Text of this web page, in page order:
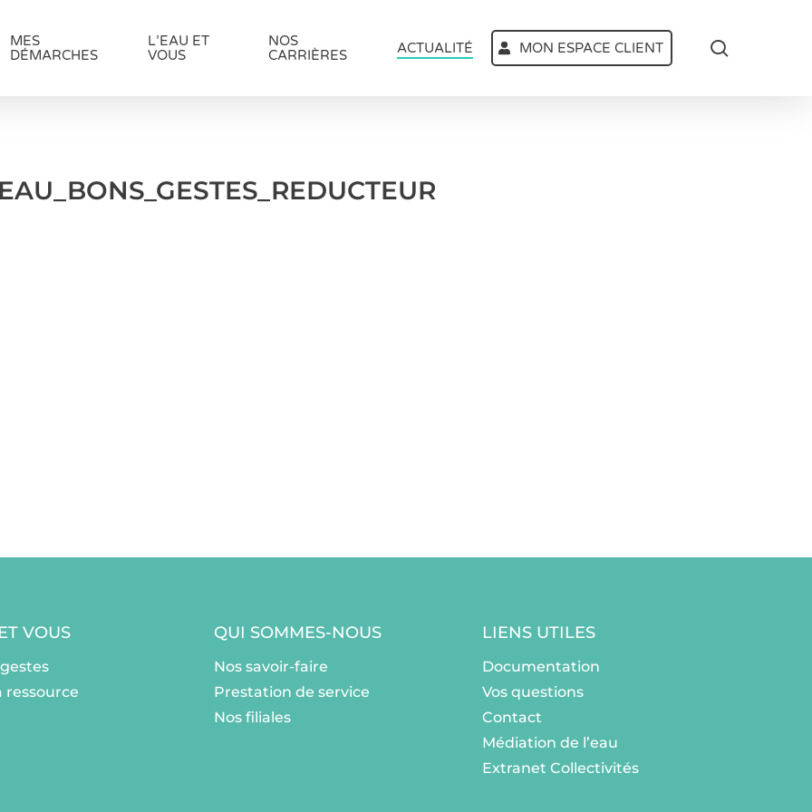
MES
DÉMARCHES
L’EAU ET
VOUS
NOS
CARRIÈRES
ACTUALITÉ MON ESPACE CLIENT
VOUS
ressource
QUI SOMMES-NOUS
Nos savoir-faire
Prestation de service
Nos filiales
LIENS UTILES
Documentation
Vos questions
Contact
Médiation de l’eau
Extranet Collectivités